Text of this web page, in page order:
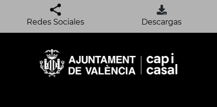
Redes Sociales Descargas